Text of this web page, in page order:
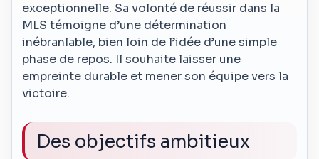
exceptionnelle. Sa volonté de réussir dans la
MLS témoigne d’une détermination
inébranlable, bien loin de l’idée d’une simple
phase de repos. Il souhaite laisser une
empreinte durable et mener son équipe vers la
victoire.
Des objectifs ambitieux